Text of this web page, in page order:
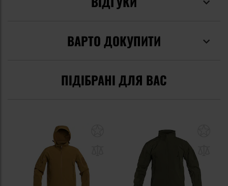
ВАРТО ДОКУПИТИ
ПІДІБРАНІ ДЛЯ ВАС